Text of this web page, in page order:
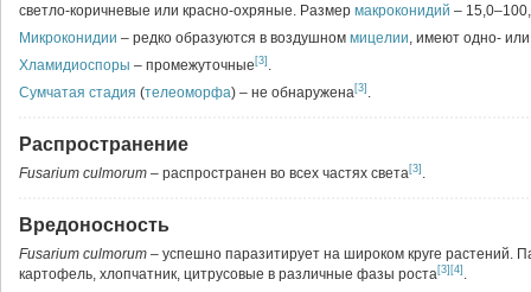
светло-коричневые или красно-охряные. Размер макроконидий –
Микроконидии – редко образуются в воздушном мицелии, имеют одно-
Хламидиоспоры – промежуточные [3] .
Сумчатая стадия (телеоморфа) – не обнаружена[3] .
Распространение
Fusarium culmorum – распространен во всех частях света[3] .
Вредоносность
Fusarium culmorum – успешно паразитирует на широком круге растений.
картофель, хлопчатник, цитрусовые в различные фазы роста[3] [4] .